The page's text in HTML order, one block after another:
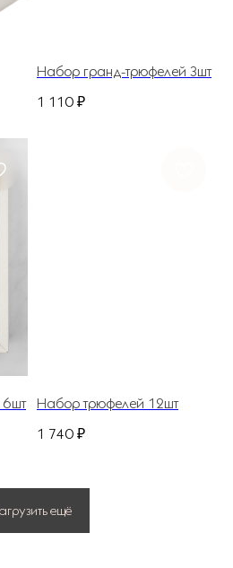
Набор гранд-трюфелей 3шт
1 110 ₽
Набор трюфелей 12шт
1 740 ₽
ещё
Глеба Николаева